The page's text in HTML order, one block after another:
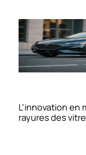
L’innovation en
rayures des